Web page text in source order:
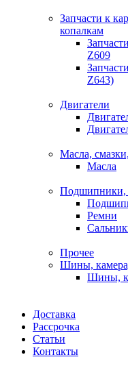
Запчасти к
копалкам
Z609
Z643)
Двигатели
Масла,
Масла
Подшипники,
Ремни
Прочее
Шины, камера,
Шины,
Доставка
Рассрочка
Статьи
Контакты